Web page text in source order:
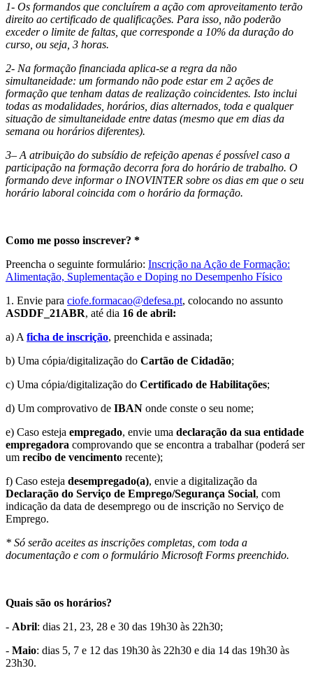
1- Os formandos que concluírem a ação com aproveitamento terão
direito ao certificado de qualificações. Para isso, não poderão
exceder o limite de faltas, que corresponde a 10% da duração do
curso, ou seja, 3 horas.
2- Na formação financiada aplica-se a regra da não
simultaneidade: um formando não pode estar em 2 ações de
formação que tenham datas de realização coincidentes. Isto inclui
todas as modalidades, horários, dias alternados, toda e qualquer
situação de simultaneidade entre datas (mesmo que em dias da
semana ou horários diferentes).
3– A atribuição do subsídio de refeição apenas é possível caso a
participação na formação decorra fora do horário de trabalho. O
formando deve informar o INOVINTER sobre os dias em que o seu
horário laboral coincida com o horário da formação.
Como me posso inscrever? *
Preencha o seguinte formulário: Inscrição na Ação de Formação:
Alimentação, Suplementação e Doping no Desempenho Físico
1. Envie para ciofe.formacao@defesa.pt, colocando no assunto
ASDDF_21ABR, até dia 16 de abril:
a) A ficha de inscrição, preenchida e assinada;
b) Uma cópia/digitalização do Cartão de Cidadão;
c) Uma cópia/digitalização do Certificado de Habilitações;
d) Um comprovativo de IBAN onde conste o seu nome;
e) Caso esteja empregado, envie uma declaração da sua entidade
empregadora comprovando que se encontra a trabalhar (poderá ser
um recibo de vencimento recente);
f) Caso esteja desempregado(a), envie a digitalização da
Declaração do Serviço de Emprego/Segurança Social, com
indicação da data de desemprego ou de inscrição no Serviço de
Emprego.
* Só serão aceites as inscrições completas, com toda a
documentação e com o formulário Microsoft Forms preenchido.
Quais são os horários?
- Abril: dias 21, 23, 28 e 30 das 19h30 às 22h30;
- Maio: dias 5, 7 e 12 das 19h30 às 22h30 e dia 14 das 19h30 às
23h30.